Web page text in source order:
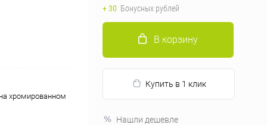
хромированном
+ 30 Бонусных рублей
В корзину
Купить в 1 клик
Нашли дешевле